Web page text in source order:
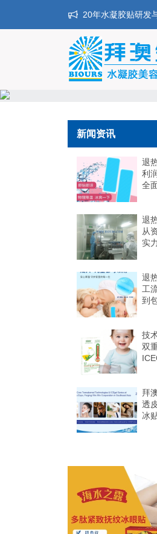
20年水凝胶贴研发
新闻资讯
退
利
全
退
从
实
退
工
到
技
双
拜
透
冰